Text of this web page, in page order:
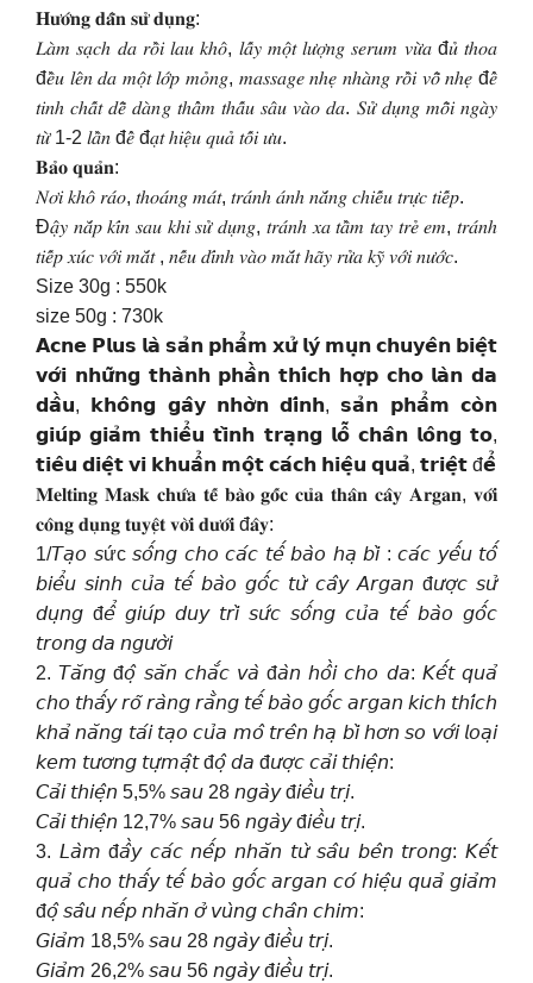
𝐇𝐮̛𝐨̛́𝐧𝐠 𝐝𝐚̂̃𝐧 𝐬𝐮̛̉ 𝐝𝐮̣𝐧𝐠:
𝐿𝑎̀𝑚 𝑠𝑎̣𝑐ℎ 𝑑𝑎 𝑟𝑜̂̀𝑖 𝑙𝑎𝑢 𝑘ℎ𝑜̂, 𝑙𝑎̂́𝑦 𝑚𝑜̣̂𝑡 𝑙𝑢̛𝑜̛̣𝑛𝑔 𝑠𝑒𝑟𝑢𝑚 𝑣𝑢̛̀𝑎 đ𝑢̉ 𝑡ℎ𝑜𝑎
đ𝑒̂̀𝑢 𝑙𝑒̂𝑛 𝑑𝑎 𝑚𝑜̣̂𝑡 𝑙𝑜̛́𝑝 𝑚𝑜̉𝑛𝑔, 𝑚𝑎𝑠𝑠𝑎𝑔𝑒 𝑛ℎ𝑒̣ 𝑛ℎ𝑎̀𝑛𝑔 𝑟𝑜̂̀𝑖 𝑣𝑜̂̃ 𝑛ℎ𝑒̣ đ𝑒̂̉
𝑡𝑖𝑛ℎ 𝑐ℎ𝑎̂́𝑡 𝑑𝑒̂̃ 𝑑𝑎̀𝑛𝑔 𝑡ℎ𝑎̂̉𝑚 𝑡ℎ𝑎̂́𝑢 𝑠𝑎̂𝑢 𝑣𝑎̀𝑜 𝑑𝑎. 𝑆𝑢̛̉ 𝑑𝑢̣𝑛𝑔 𝑚𝑜̂̃𝑖 𝑛𝑔𝑎̀𝑦
𝑡𝑢̛̀ 1-2 𝑙𝑎̂̀𝑛 đ𝑒̂̉ đ𝑎̣𝑡 ℎ𝑖𝑒̣̂𝑢 𝑞𝑢𝑎̉ 𝑡𝑜̂́𝑖 𝑢̛𝑢.
𝐁𝐚̉𝐨 𝐪𝐮𝐚̉𝐧:
𝑁𝑜̛𝑖 𝑘ℎ𝑜̂ 𝑟𝑎́𝑜, 𝑡ℎ𝑜𝑎́𝑛𝑔 𝑚𝑎́𝑡, 𝑡𝑟𝑎́𝑛ℎ 𝑎́𝑛ℎ 𝑛𝑎̆́𝑛𝑔 𝑐ℎ𝑖𝑒̂́𝑢 𝑡𝑟𝑢̛̣𝑐 𝑡𝑖𝑒̂́𝑝.
Đ𝑎̣̂𝑦 𝑛𝑎̆́𝑝 𝑘𝑖́𝑛 𝑠𝑎𝑢 𝑘ℎ𝑖 𝑠𝑢̛̉ 𝑑𝑢̣𝑛𝑔, 𝑡𝑟𝑎́𝑛ℎ 𝑥𝑎 𝑡𝑎̂̀𝑚 𝑡𝑎𝑦 𝑡𝑟𝑒̉ 𝑒𝑚, 𝑡𝑟𝑎́𝑛ℎ
𝑡𝑖𝑒̂́𝑝 𝑥𝑢́𝑐 𝑣𝑜̛́𝑖 𝑚𝑎̆́𝑡 , 𝑛𝑒̂́𝑢 𝑑𝑖́𝑛ℎ 𝑣𝑎̀𝑜 𝑚𝑎̆́𝑡 ℎ𝑎̃𝑦 𝑟𝑢̛̉𝑎 𝑘𝑦̃ 𝑣𝑜̛́𝑖 𝑛𝑢̛𝑜̛́𝑐.
Size 30g : 550k
size 50g : 730k
𝗔𝗰𝗻𝗲 𝗣𝗹𝘂𝘀 𝗹𝗮̀ 𝘀𝗮̉𝗻 𝗽𝗵𝗮̂̉𝗺 𝘅𝘂̛̉ 𝗹𝘆́ 𝗺𝘂̣𝗻 𝗰𝗵𝘂𝘆𝗲̂𝗻 𝗯𝗶𝗲̣̂𝘁
𝘃𝗼̛́𝗶 𝗻𝗵𝘂̛̃𝗻𝗴 𝘁𝗵𝗮̀𝗻𝗵 𝗽𝗵𝗮̂̀𝗻 𝘁𝗵𝗶́𝗰𝗵 𝗵𝗼̛̣𝗽 𝗰𝗵𝗼 𝗹𝗮̀𝗻 𝗱𝗮
𝗱𝗮̂̀𝘂, 𝗸𝗵𝗼̂𝗻𝗴 𝗴𝗮̂𝘆 𝗻𝗵𝗼̛̀𝗻 𝗱𝗶́𝗻𝗵, 𝘀𝗮̉𝗻 𝗽𝗵𝗮̂̉𝗺 𝗰𝗼̀𝗻
𝗴𝗶𝘂́𝗽 𝗴𝗶𝗮̉𝗺 𝘁𝗵𝗶𝗲̂̉𝘂 𝘁𝗶̀𝗻𝗵 𝘁𝗿𝗮̣𝗻𝗴 𝗹𝗼̂̃ 𝗰𝗵𝗮̂𝗻 𝗹𝗼̂𝗻𝗴 𝘁𝗼,
𝘁𝗶𝗲̂𝘂 𝗱𝗶𝗲̣̂𝘁 𝘃𝗶 𝗸𝗵𝘂𝗮̂̉𝗻 𝗺𝗼̣̂𝘁 𝗰𝗮́𝗰𝗵 𝗵𝗶𝗲̣̂𝘂 𝗾𝘂𝗮̉, 𝘁𝗿𝗶𝗲̣̂𝘁 đ𝗲̂̉
𝐌𝐞𝐥𝐭𝐢𝐧𝐠 𝐌𝐚𝐬𝐤 𝐜𝐡𝐮̛́𝐚 𝐭𝐞̂́ 𝐛𝐚̀𝐨 𝐠𝐨̂́𝐜 𝐜𝐮̉𝐚 𝐭𝐡𝐚̂𝐧 𝐜𝐚̂𝐲 𝐀𝐫𝐠𝐚𝐧, 𝐯𝐨̛́𝐢
𝐜𝐨̂𝐧𝐠 𝐝𝐮̣𝐧𝐠 𝐭𝐮𝐲𝐞̣̂𝐭 𝐯𝐨̛̀𝐢 𝐝𝐮̛𝐨̛́𝐢 đ𝐚̂𝐲:
1/𝘛𝘢̣𝘰 𝘴ức 𝘴𝘰̂́𝘯𝘨 𝘤𝘩𝘰 𝘤𝘢́𝘤 𝘵𝘦̂́ 𝘣𝘢̀𝘰 𝘩𝘢̣ 𝘣𝘪̀ : 𝘤𝘢́𝘤 𝘺𝘦̂́𝘶 𝘵𝘰̂́
𝘣𝘪𝘦̂̉𝘶 𝘴𝘪𝘯𝘩 𝘤𝘶̉𝘢 𝘵𝘦̂́ 𝘣𝘢̀𝘰 𝘨𝘰̂́𝘤 𝘵𝘶̛̀ 𝘤𝘢̂𝘺 𝘈𝘳𝘨𝘢𝘯 đ𝘶̛𝘰̛̣𝘤 𝘴𝘶̛̉
𝘥𝘶̣𝘯𝘨 đ𝘦̂̉ 𝘨𝘪𝘶́𝘱 𝘥𝘶𝘺 𝘵𝘳𝘪̀ 𝘴𝘶̛́𝘤 𝘴𝘰̂́𝘯𝘨 𝘤𝘶̉𝘢 𝘵𝘦̂́ 𝘣𝘢̀𝘰 𝘨𝘰̂́𝘤
𝘵𝘳𝘰𝘯𝘨 𝘥𝘢 𝘯𝘨𝘶̛𝘰̛̀𝘪
2. 𝘛𝘢̆𝘯𝘨 đ𝘰̣̂ 𝘴𝘢̆𝘯 𝘤𝘩𝘢̆́𝘤 𝘷𝘢̀ đ𝘢̀𝘯 𝘩𝘰̂̀𝘪 𝘤𝘩𝘰 𝘥𝘢: 𝘒𝘦̂́𝘵 𝘲𝘶𝘢̉
𝘤𝘩𝘰 𝘵𝘩𝘢̂́𝘺 𝘳𝘰̃ 𝘳𝘢̀𝘯𝘨 𝘳𝘢̆̀𝘯𝘨 𝘵𝘦̂́ 𝘣𝘢̀𝘰 𝘨𝘰̂́𝘤 𝘢𝘳𝘨𝘢𝘯 𝘬𝘪𝘤𝘩 𝘵𝘩𝘪́𝘤𝘩
𝘬𝘩𝘢̉ 𝘯𝘢̆𝘯𝘨 𝘵𝘢́𝘪 𝘵𝘢̣𝘰 𝘤𝘶̉𝘢 𝘮𝘰̂ 𝘵𝘳𝘦̂𝘯 𝘩𝘢̣ 𝘣𝘪̀ 𝘩𝘰̛𝘯 𝘴𝘰 𝘷𝘰̛́𝘪 𝘭𝘰𝘢̣𝘪
𝘬𝘦𝘮 𝘵𝘶̛𝘰̛𝘯𝘨 𝘵𝘶̛̣𝘮𝘢̣̂𝘵 đ𝘰̣̂ 𝘥𝘢 đ𝘶̛𝘰̛̣𝘤 𝘤𝘢̉𝘪 𝘵𝘩𝘪𝘦̣̂𝘯:
𝘊𝘢̉𝘪 𝘵𝘩𝘪𝘦̣̂𝘯 5,5% 𝘴𝘢𝘶 28 𝘯𝘨𝘢̀𝘺 đ𝘪𝘦̂̀𝘶 𝘵𝘳𝘪̣.
𝘊𝘢̉𝘪 𝘵𝘩𝘪𝘦̣̂𝘯 12,7% 𝘴𝘢𝘶 56 𝘯𝘨𝘢̀𝘺 đ𝘪𝘦̂̀𝘶 𝘵𝘳𝘪̣.
3. 𝘓𝘢̀𝘮 đ𝘢̂̀𝘺 𝘤𝘢́𝘤 𝘯𝘦̂́𝘱 𝘯𝘩𝘢̆𝘯 𝘵𝘶̛̀ 𝘴𝘢̂𝘶 𝘣𝘦̂𝘯 𝘵𝘳𝘰𝘯𝘨: 𝘒𝘦̂́𝘵
𝘲𝘶𝘢̉ 𝘤𝘩𝘰 𝘵𝘩𝘢̂́𝘺 𝘵𝘦̂́ 𝘣𝘢̀𝘰 𝘨𝘰̂́𝘤 𝘢𝘳𝘨𝘢𝘯 𝘤𝘰́ 𝘩𝘪𝘦̣̂𝘶 𝘲𝘶𝘢̉ 𝘨𝘪𝘢̉𝘮
đ𝘰̣̂ 𝘴𝘢̂𝘶 𝘯𝘦̂́𝘱 𝘯𝘩𝘢̆𝘯 𝘰̛̉ 𝘷𝘶̀𝘯𝘨 𝘤𝘩𝘢̂𝘯 𝘤𝘩𝘪𝘮:
𝘎𝘪𝘢̉𝘮 18,5% 𝘴𝘢𝘶 28 𝘯𝘨𝘢̀𝘺 đ𝘪𝘦̂̀𝘶 𝘵𝘳𝘪̣.
𝘎𝘪𝘢̉𝘮 26,2% 𝘴𝘢𝘶 56 𝘯𝘨𝘢̀𝘺 đ𝘪𝘦̂̀𝘶 𝘵𝘳𝘪̣.